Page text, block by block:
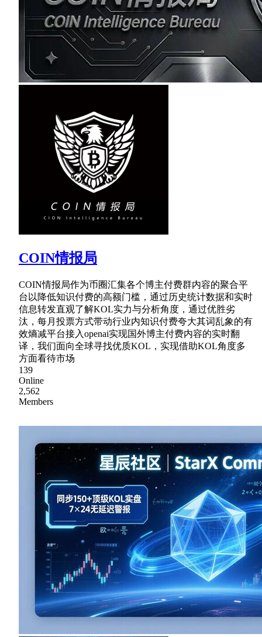
COIN情报局
COIN情报局作为币圈汇集各个博主付费群内容的聚合平
台以降低知识付费的高额门槛，通过历史统计数据和实时
信息转发直观了解KOL实力与分析角度，通过优胜劣
汰，每月投票方式带动行业内知识付费夸大其词乱象的有
效熵减平台接入openai实现国外博主付费内容的实时翻
译，我们面向全球寻找优质KOL，实现借助KOL角度多
方面看待市场
139
Online
2,562
Members